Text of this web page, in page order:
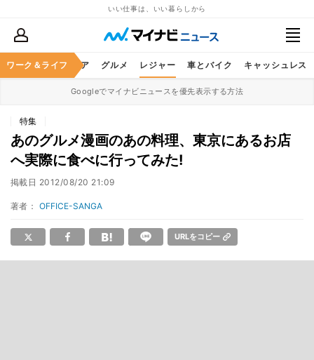
いい仕事は、いい暮らしから
ワーク＆ライフ
暮らし ヘルスケア グルメ レジャー 車とバイク キャッシュレス
Googleでマイナビニュースを優先表示する方法
特集
あのグルメ漫画のあの料理、東京にあるお店
へ実際に食べに行ってみた!
掲載日 2012/08/20 21:09
著者： OFFICE-SANGA
URLをコピー